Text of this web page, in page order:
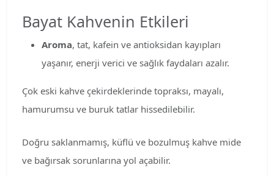
Bayat Kahvenin Etkileri
Aroma, tat, kafein ve antioksidan kayıpları
yaşanır, enerji verici ve sağlık faydaları azalır.
Çok eski kahve çekirdeklerinde topraksı, mayalı,
hamurumsu ve buruk tatlar hissedilebilir.
Doğru saklanmamış, küflü ve bozulmuş kahve mide
ve bağırsak sorunlarına yol açabilir.